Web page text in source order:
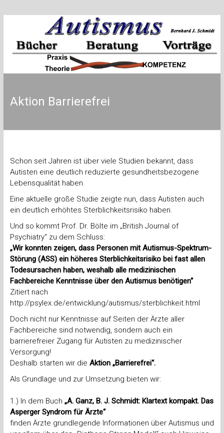
springen
Schmidt
Aktion Barrierefrei
Schon seit Jahren ist über viele Studien bekannt, dass
Autisten eine deutlich reduzierte gesundheitsbezogene
Lebensqualität haben.
Eine aktuelle große Studie zeigte nun, dass Autisten auch
ein deutlich erhöhtes Sterblichkeitsrisiko haben.
Und so kommt Prof. Dr. Bölte im „British Journal of
Psychiatry“ zu dem Schluss:
„Wir konnten zeigen, dass Personen mit Autismus-Spektrum-
Störung (ASS) ein höheres Sterblichkeitsrisiko bei fast allen
Todesursachen haben, weshalb alle medizinischen
Fachbereiche Kenntnisse über den Autismus benötigen“
Zitiert nach
http://psylex.de/entwicklung/autismus/sterblichkeit.html
Doch nicht nur Kenntnisse auf Seiten der Ärzte aller
Fachbereiche sind notwendig, sondern auch ein
barrierefreier Zugang für Autisten zu medizinischer
Versorgung!
Deshalb starten wir die Aktion „Barrierefrei“.
Als Grundlage und zur Umsetzung bieten wir:
1.) In dem Buch „A. Ganz, B. J. Schmidt: Klartext kompakt. Das
Asperger Syndrom für Ärzte“
finden Ärzte grundlegende Informationen über Autismus und